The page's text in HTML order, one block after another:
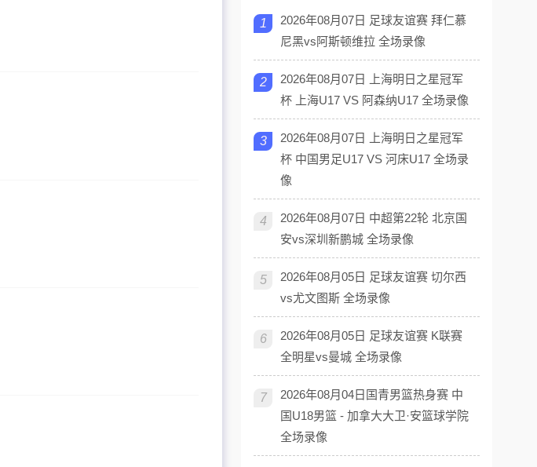
1
2026年08月07日 足球友谊赛 拜仁慕
尼黑vs阿斯顿维拉 全场录像
2
2026年08月07日 上海明日之星冠军
杯 上海U17 VS 阿森纳U17 全场录像
3
2026年08月07日 上海明日之星冠军
杯 中国男足U17 VS 河床U17 全场录
像
4
2026年08月07日 中超第22轮 北京国
安vs深圳新鹏城 全场录像
5
2026年08月05日 足球友谊赛 切尔西
vs尤文图斯 全场录像
6
2026年08月05日 足球友谊赛 K联赛
全明星vs曼城 全场录像
7
2026年08月04日国青男篮热身赛 中
国U18男篮 - 加拿大大卫·安篮球学院
全场录像